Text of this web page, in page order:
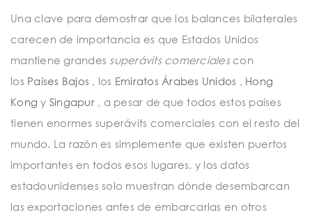
Una clave para demostrar que los balances bilaterales
carecen de importancia es que Estados Unidos
mantiene grandes superávits comercialescon
los Países Bajos , los Emiratos Árabes Unidos
Hong
Kongy Singapur
, a pesar de que todos estos países
tienen enormes superávits comerciales con el resto del
mundo. La razón es simplemente que existen puertos
importantes en todos esos lugares, y los datos
estadounidenses solo muestran dónde desembarcan
las exportaciones antes de embarcarlas en otros